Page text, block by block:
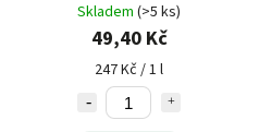
Skladem (>5 ks)
49,40 Kč
247 Kč / 1 l